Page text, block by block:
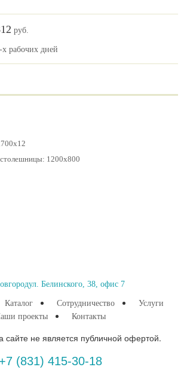
руб.
х рабочих дней
1200x800
ул. Белинского, 38, офис 7
Каталог Сотрудничество
Услуги
проекты
Контакты
не является публичной офертой.
+7 (831) 415-30-18